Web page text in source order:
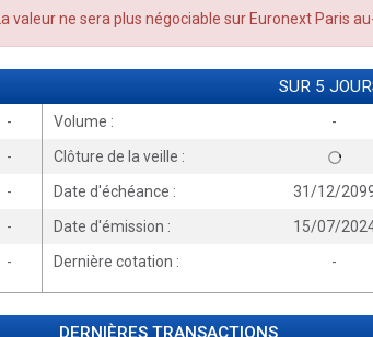
La valeur ne sera plus négociable sur Euronext Paris
SUR 5
-
-
-
-
-
Volume :
-
Clôture de la veille :
Date d'échéance :
31/12/
Date d'émission :
15/07/
Dernière cotation :
-
DERNIÈRES TRANSACTIONS